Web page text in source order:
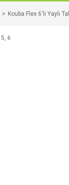
Kouba Flex 6'lı Yaylı